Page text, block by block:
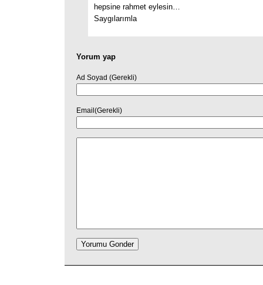
hepsine rahmet eylesin…
Saygılarımla
Yorum yap
Ad Soyad (Gerekli)
Email(Gerekli)